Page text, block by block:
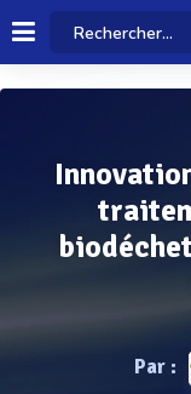
Par :